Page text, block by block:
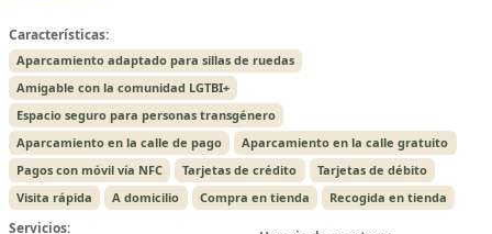
Características:
Aparcamiento adaptado para sillas de ruedas
Amigable con la comunidad LGTBI+
Espacio seguro para personas transgénero
Aparcamiento en la calle de pago
Aparcamiento en la calle gratuito
Pagos con móvil vía NFC
Tarjetas de crédito
Tarjetas de débito
Visita rápida
A domicilio Compra en tienda Recogida en tienda
Servicios: